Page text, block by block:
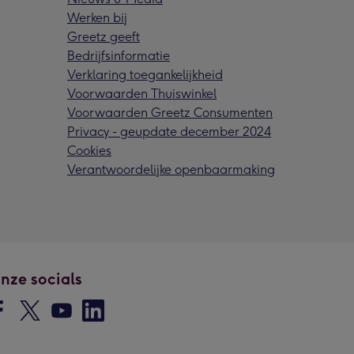
Werken bij
Greetz geeft
Bedrijfsinformatie
Verklaring toegankelijkheid
Voorwaarden Thuiswinkel
Voorwaarden Greetz Consumenten
Privacy - geupdate december 2024
Cookies
Verantwoordelijke openbaarmaking
socials